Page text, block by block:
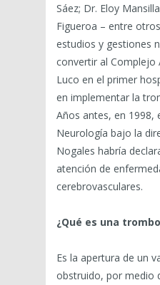
Sáez; Dr. Eloy
Figueroa – entre
estudios y gestiones
convertir al Complejo
Luco en el primer
en implementar la
Años antes, en 1998,
Neurología bajo la
Nogales habría
atención de
cerebrovasculares.
¿Qué es una
Es la apertura de un
obstruido, por medio